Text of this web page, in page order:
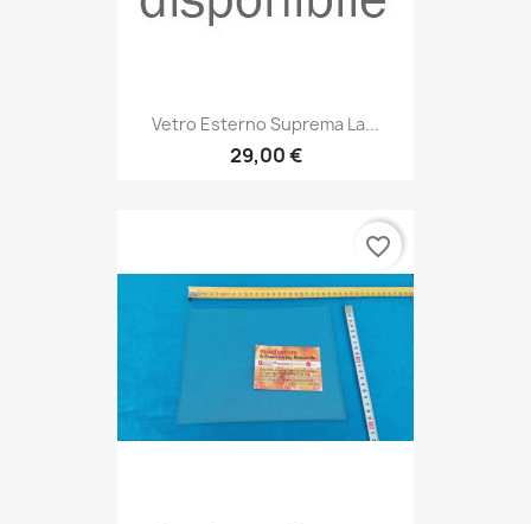
Vetro Esterno Suprema La...
29,00 €
favorite_border